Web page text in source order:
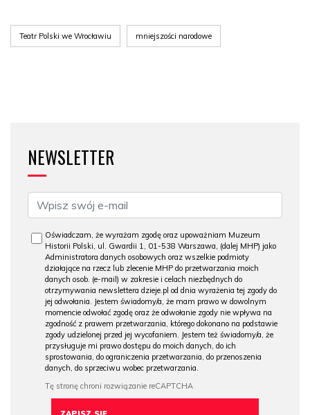
Teatr Polski we Wrocławiu mniejszości narodowe
NEWSLETTER
Oświadczam, że wyrażam zgodę oraz upoważniam Muzeum
Historii Polski, ul. Gwardii 1, 01-538 Warszawa, (dalej MHP) jako
Administratora danych osobowych oraz wszelkie podmioty
działające na rzecz lub zlecenie MHP do przetwarzania moich
danych osob. (e-mail) w zakresie i celach niezbędnych do
otrzymywania newslettera dzieje.pl od dnia wyrażenia tej zgody do
jej odwołania. Jestem świadomy/a, że mam prawo w dowolnym
momencie odwołać zgodę oraz że odwołanie zgody nie wpływa na
zgodność z prawem przetwarzania, którego dokonano na podstawie
zgody udzielonej przed jej wycofaniem. Jestem też świadomy/a, że
przysługuje mi prawo dostępu do moich danych, do ich
sprostowania, do ograniczenia przetwarzania, do przenoszenia
danych, do sprzeciwu wobec przetwarzania.